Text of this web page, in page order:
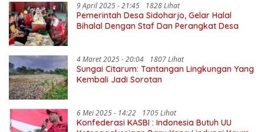
9 April 2025 - 21:45 1828 Lihat
Pemerintah Desa Sidoharjo, Gelar Halal
Bihalal Dengan Staf Dan Perangkat Desa
4 Maret 2025 - 20:04 1807 Lihat
Sungai Citarum: Tantangan Lingkungan Yang
Kembali Jadi Sorotan
6 Mei 2025 - 14:22 1705 Lihat
Konfederasi KASBI : Indonesia Butuh UU